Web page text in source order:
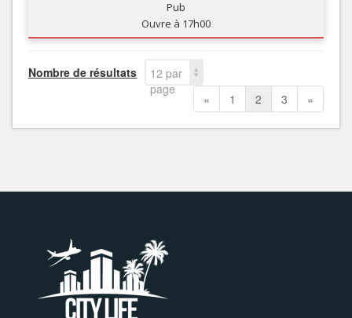
Pub
Ouvre à 17h00
Nombre de résultats
12 par
page
« 1 2 3 »